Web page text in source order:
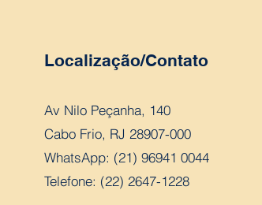
Localização/Contato
Av Nilo Peçanha, 140
Cabo Frio, RJ 28907-000
WhatsApp: (21) 96941 0044
Telefone: (22) 2647-1228